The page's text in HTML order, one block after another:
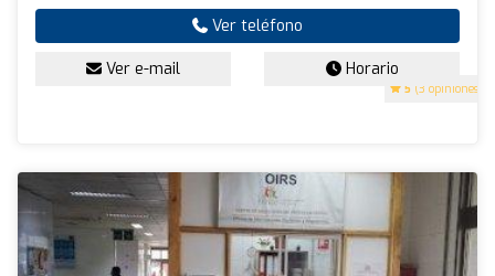
5 (3 opiniones)
Ver teléfono
Ver e-mail Horario